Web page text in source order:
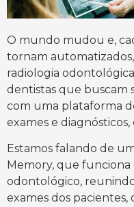
O mundo mudou e,
tornam automatizados,
radiologia
dentistas que buscam
com uma plataforma
exames e diagnósticos,
Estamos falando de
Memory, que
odontológico,
exames dos pacientes,